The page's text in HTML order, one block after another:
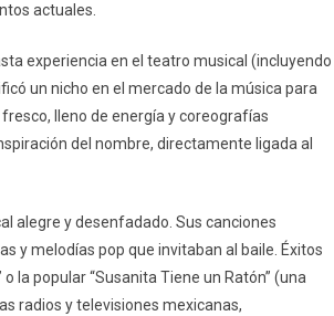
actuales.
experiencia en el teatro musical (incluyendo
un nicho en el mercado de la música para
lleno de energía y coreografías
del nombre, directamente ligada al
alegre y desenfadado. Sus canciones
y melodías pop que invitaban al baile. Éxitos
o la popular “Susanita Tiene un Ratón” (una
radios y televisiones mexicanas,